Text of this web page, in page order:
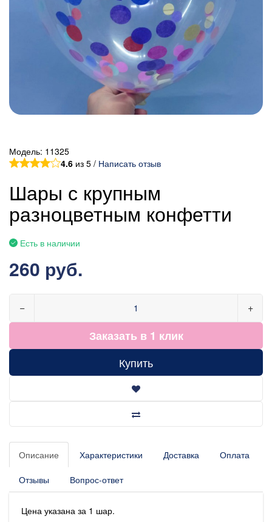
Модель: 11325
4.6 из 5 / Написать отзыв
Шары с крупным
разноцветным конфетти
Есть в наличии
260 руб.
− +
Заказать в 1 клик
Купить
Описание Характеристики Доставка Оплата
Отзывы Вопрос-ответ
Цена указана за 1 шар.